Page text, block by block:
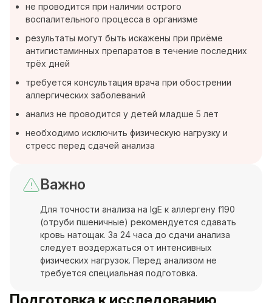
не проводится при наличии острого
воспалительного процесса в организме
результаты могут быть искажены при приёме
антигистаминных препаратов в течение последних
трёх дней
требуется консультация врача при обострении
аллергических заболеваний
анализ не проводится у детей младше 5 лет
необходимо исключить физическую нагрузку и
стресс перед сдачей анализа
Важно
Для точности анализа на IgE к аллергену f190
(отруби пшеничные) рекомендуется сдавать
кровь натощак. За 24 часа до сдачи анализа
следует воздержаться от интенсивных
физических нагрузок. Перед анализом не
требуется специальная подготовка.